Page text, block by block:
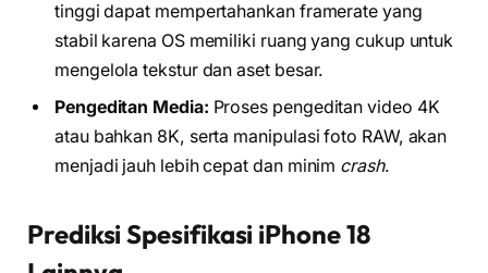
tinggi dapat mempertahankan framerate yang
stabil karena OS memiliki ruang yang cukup untuk
mengelola tekstur dan aset besar.
Pengeditan Media: Proses pengeditan video 4K
atau bahkan 8K, serta manipulasi foto RAW, akan
menjadi jauh lebih cepat dan minim crash.
Prediksi Spesifikasi iPhone 18